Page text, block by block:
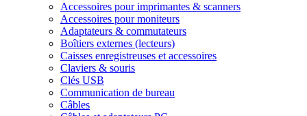
Accessoires pour imprimantes & scanners
Accessoires pour moniteurs
Adaptateurs & commutateurs
Boîtiers externes (lecteurs)
Caisses enregistreuses et accessoires
Claviers & souris
Clés USB
Communication de bureau
Câbles